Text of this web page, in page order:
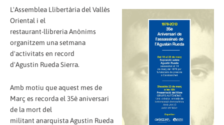
L'Assemblea Llibertària del Vallès
Oriental i el
restaurant-llibreria Anònims
organitzem una setmana
d'activitats en record
d'Agustin Rueda Sierra.
Amb motiu que aquest mes de
Març es recorda el 35è aniversari
de la mort del
militant anarquista Agustin Rueda